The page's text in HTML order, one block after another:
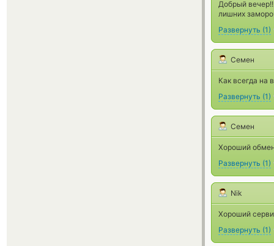
Добрый
лишних
Развернуть (1)
Семен
Как всегда на
Развернуть (1)
Семен
Хороший
Развернуть (1)
Nik
Хороший
Развернуть (1)